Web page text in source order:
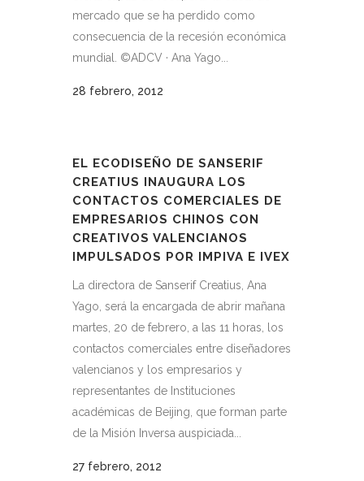
mercado que se ha perdido como
consecuencia de la recesión económica
mundial. ©ADCV · Ana Yago...
28 febrero, 2012
EL ECODISEÑO DE SANSERIF
CREATIUS INAUGURA LOS
CONTACTOS COMERCIALES DE
EMPRESARIOS CHINOS CON
CREATIVOS VALENCIANOS
IMPULSADOS POR IMPIVA E IVEX
La directora de Sanserif Creatius, Ana
Yago, será la encargada de abrir mañana
martes, 20 de febrero, a las 11 horas, los
contactos comerciales entre diseñadores
valencianos y los empresarios y
representantes de Instituciones
académicas de Beijing, que forman parte
de la Misión Inversa auspiciada...
27 febrero, 2012